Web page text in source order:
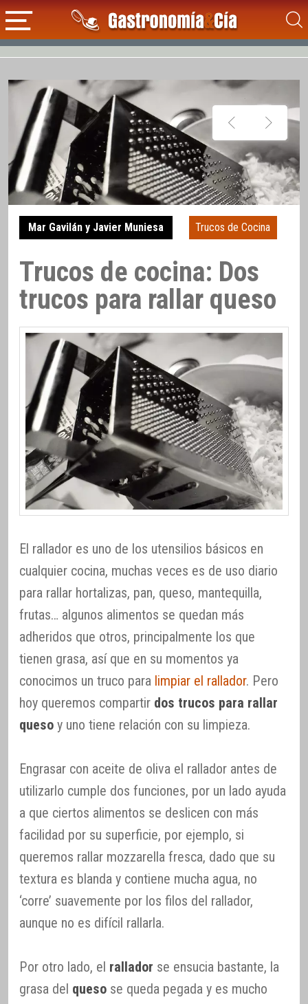
Mar Gavilán y Javier Muniesa Trucos de Cocina
Trucos de cocina: Dos
trucos para rallar queso
El rallador es uno de los utensilios básicos en
cualquier cocina, muchas veces es de uso diario
para rallar hortalizas, pan, queso, mantequilla,
frutas… algunos alimentos se quedan más
adheridos que otros, principalmente los que
tienen grasa, así que en su momentos ya
conocimos un truco para limpiar el rallador. Pero
hoy queremos compartir dos trucos para rallar
queso y uno tiene relación con su limpieza.
Engrasar con aceite de oliva el rallador antes de
utilizarlo cumple dos funciones, por un lado ayuda
a que ciertos alimentos se deslicen con más
facilidad por su superficie, por ejemplo, si
queremos rallar mozzarella fresca, dado que su
textura es blanda y contiene mucha agua, no
‘corre’ suavemente por los filos del rallador,
aunque no es difícil rallarla.
Por otro lado, el rallador se ensucia bastante, la
grasa del queso se queda pegada y es mucho